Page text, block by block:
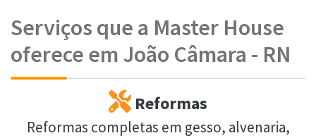
Serviços que a Master House
oferece em João Câmara - RN
Reformas
Reformas completas em gesso, alvenaria,